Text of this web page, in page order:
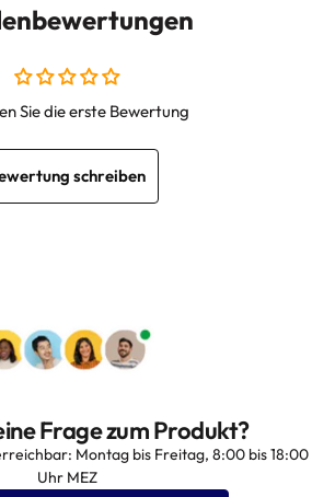
Sie die erste Bewertung
schreiben
Frage zum Produkt?
Montag bis Freitag, 8:00 bis 18:00
Uhr MEZ